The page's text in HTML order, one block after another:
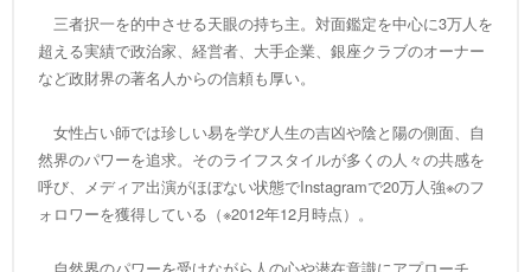
三者択一を的中させる天眼の持ち主。対面鑑定を中心に3万人を
超える実績で政治家、経営者、大手企業、銀座クラブのオーナー
など政財界の著名人からの信頼も厚い。
女性占い師では珍しい易を学び人生の吉凶や陰と陽の側面、自
然界のパワーを追求。そのライフスタイルが多くの人々の共感を
呼び、メディア出演がほぼない状態でInstagramで20万人強※のフ
ォロワーを獲得している（※2012年12月時点）。